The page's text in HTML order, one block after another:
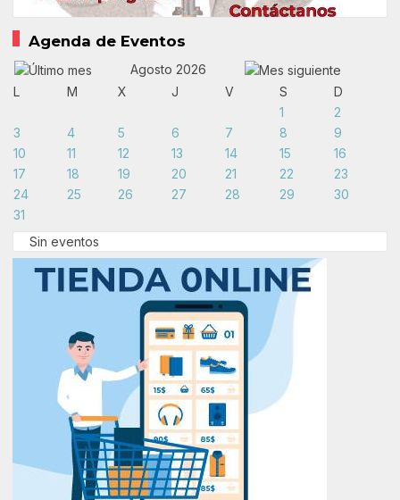
Agenda de Eventos
Agosto 2026
L
M X J V S
D
1
2
3
4 5 6 7 8
9
10
11 12 13 14 15
16
17
18 19 20 21 22
23
24
25 26 27 28 29
30
31
Sin eventos